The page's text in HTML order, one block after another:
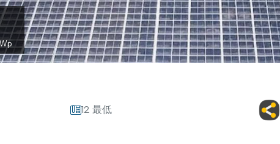
12 最低